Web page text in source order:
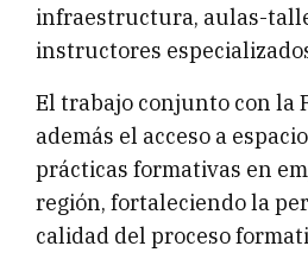
infraestructura, aulas-
instructores
El trabajo conjunto con la
además el acceso a
prácticas formativas en
región, fortaleciendo la
calidad del proceso